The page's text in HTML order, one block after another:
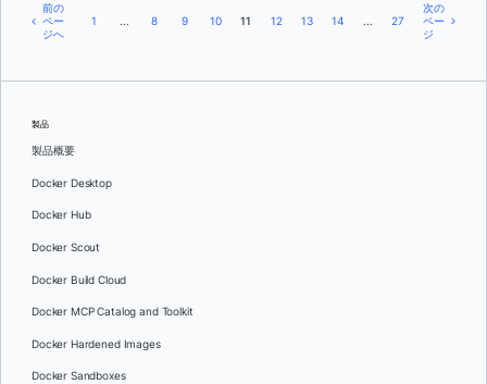
前の
ペー
ジへ
1 ... 8 9 10 11 12 13 14 ... 27
次の
ペー
ジ
製品
製品概要
Docker Desktop
Docker Hub
Docker Scout
Docker Build Cloud
Docker MCP Catalog and Toolkit
Docker Hardened Images
Docker Sandboxes